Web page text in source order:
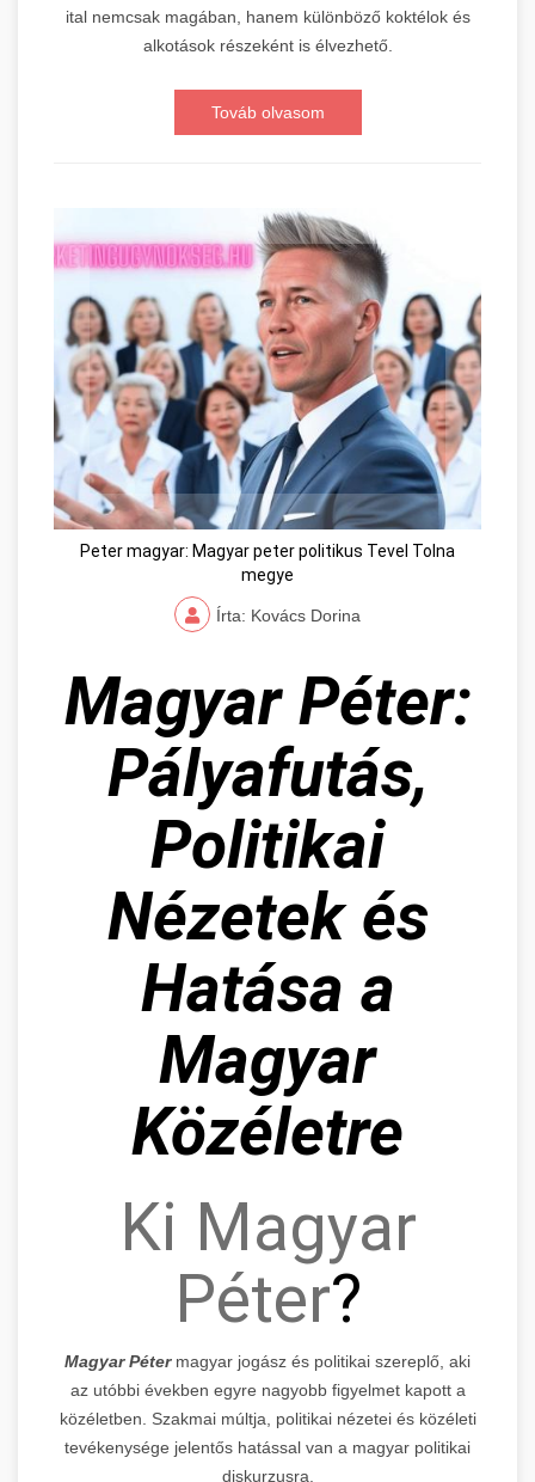
ital nemcsak magában, hanem különböző koktélok és
alkotások részeként is élvezhető.
Továb olvasom
Peter magyar: Magyar peter politikus Tevel Tolna
megye
Írta: Kovács Dorina
Magyar Péter:
Pályafutás,
Politikai
Nézetek és
Hatása a
Magyar
Közéletre
Ki Magyar
Péter?
Magyar Pétermagyar jogász és politikai szereplő, aki
az utóbbi években egyre nagyobb figyelmet kapott a
közéletben. Szakmai múltja, politikai nézetei és közéleti
tevékenysége jelentős hatással van a magyar politikai
diskurzusra.